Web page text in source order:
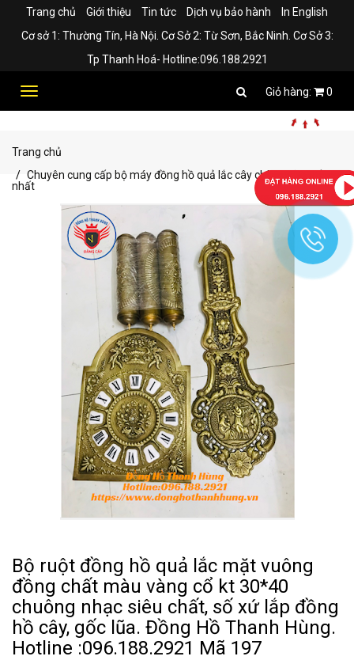
Trang chủ Giới thiệu Tin tức Dịch vụ bảo hành
In English
Cơ sở 1: Thường Tín, Hà Nội. Cơ Sở 2: Từ Sơn, Bắc Ninh. Cơ Sở 3:
Tp Thanh Hoá- Hotline:096.188.2921
Toggle
0
Trang chủ
Chuyên cung cấp bộ máy đồng hồ quả lắc cây chính hãng tốt
nhất
Bộ ruột đồng hồ quả lắc mặt vuông
đồng chất màu vàng cổ kt 30*40
chuông nhạc siêu chất, số xứ lắp đồng
hồ cây, gốc lũa. Đồng Hồ Thanh Hùng.
Hotline :096.188.2921 Mã 197